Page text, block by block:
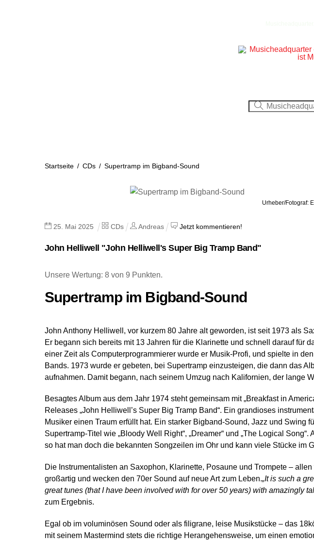
Startseite / CDs / Supertramp im Bigband-Sound
Urheber/Fotograf:
25 Mai 2025 CDs Andreas Jetzt kommentieren!
John Helliwell "John Helliwell's Super Big Tramp Band"
Unsere Wertung: 8 von 9 Punkten.
Supertramp im Bigband-Sound
John Anthony Helliwell, vor kurzem 80 Jahre alt geworden, ist seit 1973 als
Er begann sich bereits mit 13 Jahren für die Klarinette und schnell darauf für
einer Zeit als Computerprogrammierer wurde er Musik-Profi, und spielte in
Bands. 1973 wurde er gebeten, bei Supertramp einzusteigen, die dann das
aufnahmen. Damit begann, nach seinem Umzug nach Kalifornien, der lange
Besagtes Album aus dem Jahr 1974 steht gemeinsam mit „Breakfast in
Releases „John Helliwell’s Super Big Tramp Band“. Ein grandioses
Musiker einen Traum erfüllt hat. Ein starker Bigband-Sound, Jazz und Swing
Supertramp-Titel wie „Bloody Well Right“, „Dreamer“ und „The Logical
so hat man doch die bekannten Songzeilen im Ohr und kann viele Stücke im
Die Instrumentalisten an Saxophon, Klarinette, Posaune und Trompete –
großartig und wecken den 70er Sound auf neue Art zum Leben.„It is such a
great tunes (that I have been involved with for over 50 years) with amazingly
zum Ergebnis.
Egal ob im voluminösen Sound oder als filigrane, leise Musikstücke – das
mit seinem Mastermind stets die richtige Herangehensweise, um einen